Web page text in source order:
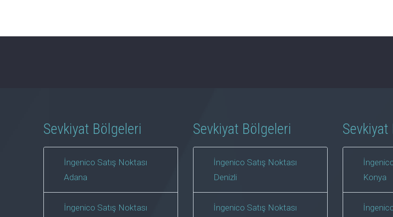
Sevkiyat Bölgeleri
İngenico Satış Noktası
Adana
İngenico Satış Noktası
Sevkiyat Bölgeleri
İngenico Satış Noktası
Denizli
İngenico Satış Noktası
Konya